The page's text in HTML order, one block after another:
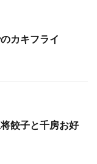
カキフライ
餃子と千房お好